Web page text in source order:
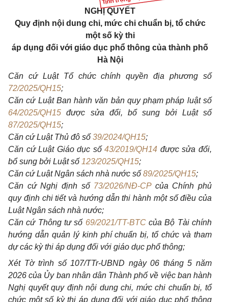
NGHỊ QUYẾT
Quy định nội dung chi, mức chi chuẩn bị, tổ chức
một số kỳ thi
áp dụng đối với giáo dục phổ thông của thành phố
Hà Nội
Căn cứ Luật Tổ chức chính quyền địa phương số
72/2025/QH15;
Căn cứ Luật Ban hành văn bản quy phạm pháp luật số
64/2025/QH15 được sửa đổi, bổ sung bởi Luật số
87/2025/QH15;
Căn cứ Luật Thủ đô số 39/2024/QH15;
Căn cứ Luật Giáo dục số43/2019/QH14 được sửa đổi,
bổ sung bởi Luật số 123/2025/QH15;
Căn cứ Luật Ngân sách nhà nước số 89/2025/QH15;
Căn cứ Nghị định số 73/2026/NĐ-CPcủa Chính phủ
quy định chi tiết và hướng dẫn thi hành một số điều của
Luật Ngân sách nhà nước;
Căn cứ Thông tư số 69/2021/TT-BTCcủa Bộ Tài chính
hướng dẫn quản lý kinh phí chuẩn bị, tổ chức và tham
dự các kỳ thi áp dụng đối với giáo dục phổ thông;
Xét Tờ trình số 107/TTr-UBND ngày 06 tháng 5 năm
2026 của Ủy ban nhân dân Thành phố về việc ban hành
Nghị quyết quy định nội dung chi, mức chi chuẩn bị, tổ
chức một số kỳ thi áp dụng đối với giáo dục phổ thông